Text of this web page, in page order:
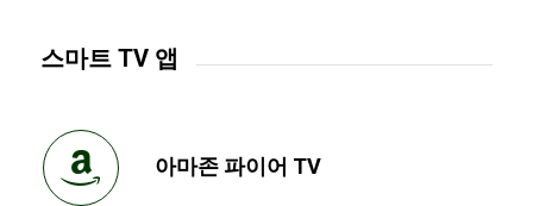
스마트 TV 앱
아마존 파이어 TV